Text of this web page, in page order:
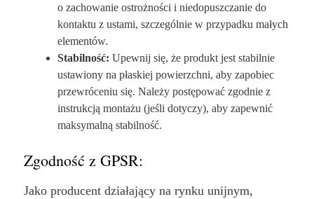
o zachowanie ostrożności i niedopuszczanie do
kontaktu z ustami, szczególnie w przypadku małych
elementów.
Stabilność: Upewnij się, że produkt jest stabilnie
ustawiony na płaskiej powierzchni, aby zapobiec
przewróceniu się. Należy postępować zgodnie z
instrukcją montażu (jeśli dotyczy), aby zapewnić
maksymalną stabilność.
Zgodność z GPSR:
Jako producent działający na rynku unijnym,